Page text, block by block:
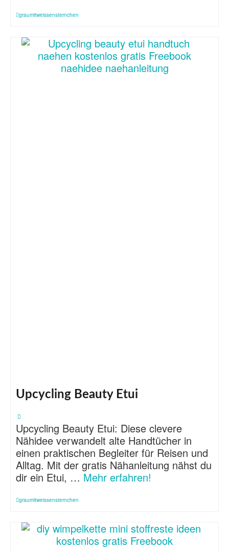
graumitweissensternchen
Upcycling Beauty Etui
Upcycling Beauty Etui: Diese clevere
Nähidee verwandelt alte Handtücher in
einen praktischen Begleiter für Reisen und
Alltag. Mit der gratis Nähanleitung nähst du
dir ein Etui, … Mehr erfahren!
graumitweissensternchen